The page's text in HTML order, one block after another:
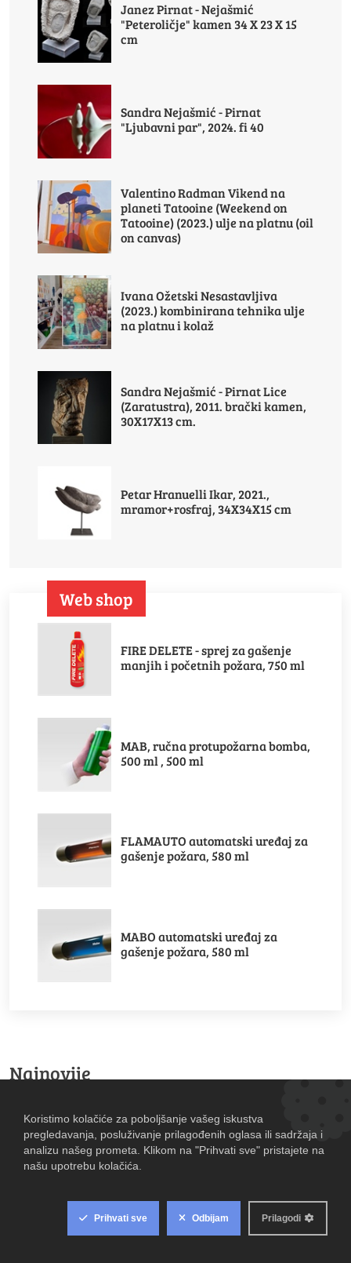
Janez Pirnat - Nejašmić
"Peteroličje" kamen 34 X 23 X 15
cm
Sandra Nejašmić - Pirnat
"Ljubavni par", 2024. fi 40
Valentino Radman Vikend na
planeti Tatooine (Weekend on
Tatooine) (2023.) ulje na platnu (oil
on canvas)
Ivana Ožetski Nesastavljiva
(2023.) kombinirana tehnika ulje
na platnu i kolaž
Sandra Nejašmić - Pirnat Lice
(Zaratustra), 2011. brački kamen,
30X17X13 cm.
Petar Hranuelli Ikar, 2021.,
mramor+rosfraj, 34X34X15 cm
Web shop
FIRE DELETE - sprej za gašenje
manjih i početnih požara, 750 ml
MAB, ručna protupožarna bomba,
500 ml , 500 ml
FLAMAUTO automatski uređaj za
gašenje požara, 580 ml
MABO automatski uređaj za
gašenje požara, 580 ml
Najnovije
MOTO FELJTON (5): Zaštitne ograde
koje spašavaju automobile, ali ubijaju